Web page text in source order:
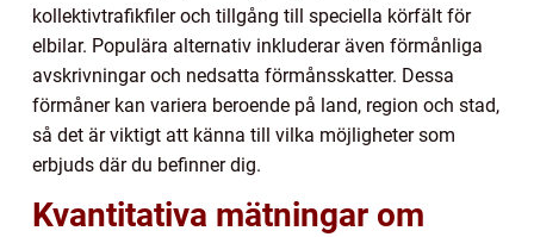
kollektivtrafikfiler och tillgång till speciella körfält för
elbilar. Populära alternativ inkluderar även förmånliga
avskrivningar och nedsatta förmånsskatter. Dessa
förmåner kan variera beroende på land, region och stad,
så det är viktigt att känna till vilka möjligheter som
erbjuds där du befinner dig.
Kvantitativa mätningar om